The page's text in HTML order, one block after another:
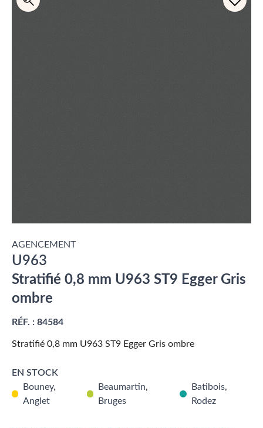
AGENCEMENT
U963
Stratifié 0,8 mm U963 ST9 Egger Gris
ombre
RÉF. : 84584
Stratifié 0,8 mm U963 ST9 Egger Gris ombre
EN STOCK
Bouney,
Anglet
Beaumartin,
Bruges
Batibois,
Rodez